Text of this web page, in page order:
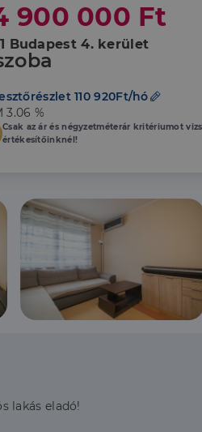
900 000 Ft
Budapest 4. kerület
110 920Ft/hó
3.06 %
Csak az ár és négyzetméterár kritériumot
értékesítőinknél!
lakás eladó!